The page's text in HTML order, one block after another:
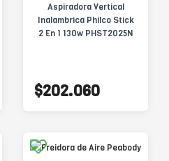
Aspiradora Vertical
Inalambrica Philco Stick
2 En 1 130w PHST2025N
$202.060